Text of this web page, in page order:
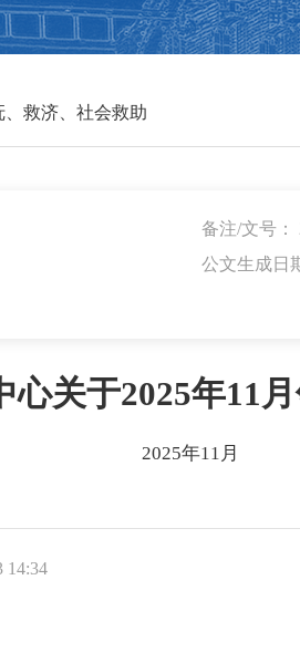
救济、社会救助
备注/文号：
公文生成日
关于2025年11
2025年11月
14:34